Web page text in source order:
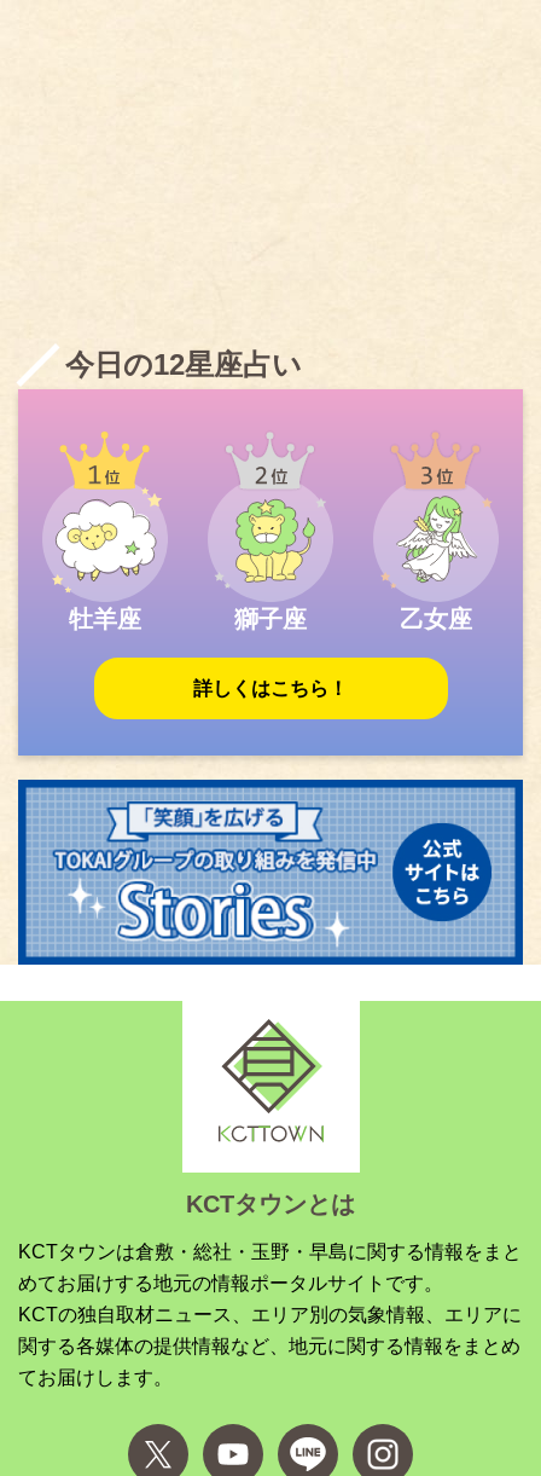
今日の12星座占い
牡羊座 獅子座 乙女座
詳しくはこちら！
KCTタウンとは
KCTタウンは倉敷・総社・玉野・早島に関する情報をまと
めてお届けする地元の情報ポータルサイトです。
KCTの独自取材ニュース、エリア別の気象情報、エリアに
関する各媒体の提供情報など、地元に関する情報をまとめ
てお届けします。